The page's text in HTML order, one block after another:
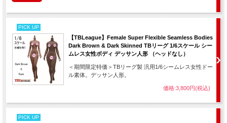
PICK UP
【TBLeague】Female Super Flexible Seamless Bodies
Dark Brown & Dark Skinned TBリーグ 1/6スケール シー
ムレス女性ボディ デッサン人形 （ヘッドなし）
＜期間限定特価＞TBリーグ製 汎用1/6シームレス女性ドー
ル素体。デッサン人形。
価格:3,800円(税込)
PICK UP